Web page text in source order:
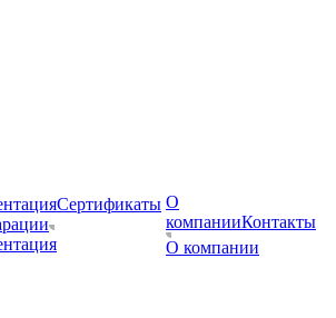
Сертификаты О
компанииКонтакты
О компании